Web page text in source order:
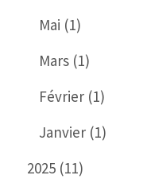
Mai (1)
Mars (1)
Février (1)
Janvier (1)
2025 (11)